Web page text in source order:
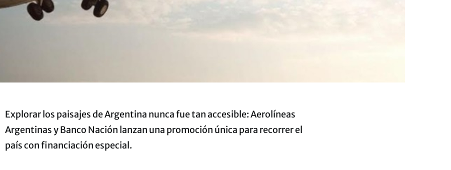
Explorar los paisajes de Argentina nunca fue tan accesible: Aerolíneas
Argentinas y Banco Nación lanzan una promoción única para recorrer el
país con financiación especial.